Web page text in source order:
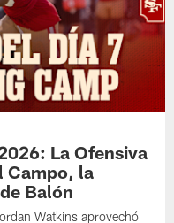
La Ofensiva
Campo, la
Balón
Watkins aprovechó